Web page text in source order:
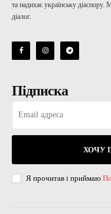
та надихає українську діаспору.
діалог.
Підписка
ХОЧУ
Я прочитав і приймаю